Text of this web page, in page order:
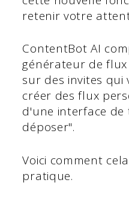
retenir votre
ContentBot AI
générateur de
sur des invites qui
créer des flux
d'une interface de
déposer".
Voici comment
pratique.